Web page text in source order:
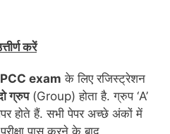
करें
exam के लिए रजिस्ट्रेशन
ग्रुप(Group) होता है. ग्रुप ‘A’
होते हैं. सभी पेपर अच्छे अंकों में
पास करने के बाद